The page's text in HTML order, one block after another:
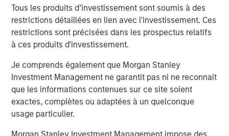
Tous les produits d’investissement sont soumis à des
restrictions détaillées en lien avec l'investissement. Ces
restrictions sont précisées dans les prospectus relatifs
à ces produits d'investissement.
Je comprends également que Morgan Stanley
Investment Management ne garantit pas ni ne reconnait
que les informations contenues sur ce site soient
exactes, complètes ou adaptées à un quelconque
usage particulier.
ARTICLE